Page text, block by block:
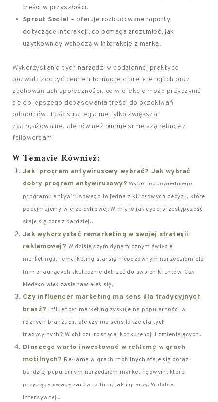
treści w przyszłości.
Sprout Social – oferuje rozbudowane raporty
dotyczące interakcji, co pomaga zrozumieć, jak
użytkownicy wchodzą w interakcję z marką.
Wykorzystanie tych narzędzi w codziennej praktyce
pozwala zdobyć cenne informacje o preferencjach oraz
zachowaniach społeczności, co w efekcie może przyczynić
się do lepszego dopasowania treści do oczekiwań
odbiorców. Taka strategia nie tylko zwiększa
zaangażowanie, ale również buduje silniejszą relację z
followersami.
W Temacie Również:
Jaki program antywirusowy wybrać? Jak wybrać
dobry program antywirusowy? Wybór odpowiedniego
programu antywirusowego to jedna z kluczowych decyzji, które
podejmujemy w erze cyfrowej. W miarę jak cyberprzestępczość
staje się coraz bardziej...
Jak wykorzystać remarketing w swojej strategii
reklamowej? W dzisiejszym dynamicznym świecie
marketingu, remarketing stał się nieodzownym narzędziem dla
firm pragnących skutecznie dotrzeć do swoich klientów. Czy
kiedykolwiek zastanawiałeś się,...
Czy influencer marketing ma sens dla tradycyjnych
branż? Influencer marketing zyskuje na popularności w
różnych branżach, ale czy ma sens także dla tych
tradycyjnych? W obliczu rosnącej konkurencji i zmieniających...
Dlaczego warto inwestować w reklamę w grach
mobilnych? Reklama w grach mobilnych staje się coraz
bardziej popularnym narzędziem marketingowym, które
przyciąga uwagę zarówno firm, jak i graczy. W dobie
intensywnej...